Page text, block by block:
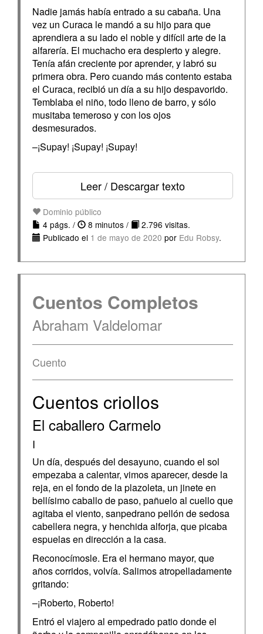
Nadie jamás había entrado a su cabaña. Una
vez un Curaca le mandó a su hijo para que
aprendiera a su lado el noble y difícil arte de la
alfarería. El muchacho era despierto y alegre.
Tenía afán creciente por aprender, y labró su
primera obra. Pero cuando más contento estaba
el Curaca, recibió un día a su hijo despavorido.
Temblaba el niño, todo lleno de barro, y sólo
musitaba temeroso y con los ojos
desmesurados.
–¡Supay! ¡Supay! ¡Supay!
Leer / Descargar texto
Dominio público
4 págs. /
8 minutos /
2.796 visitas.
Publicado el 1 de mayo de 2020 por Edu Robsy.
Cuentos Completos
Abraham Valdelomar
Cuento
Cuentos criollos
El caballero Carmelo
I
Un día, después del desayuno, cuando el sol
empezaba a calentar, vimos aparecer, desde la
reja, en el fondo de la plazoleta, un jinete en
bellísimo caballo de paso, pañuelo al cuello que
agitaba el viento, sanpedrano pellón de sedosa
cabellera negra, y henchida alforja, que picaba
espuelas en dirección a la casa.
Reconocímosle. Era el hermano mayor, que
años corridos, volvía. Salimos atropelladamente
gritando:
–¡Roberto, Roberto!
Entró el viajero al empedrado patio donde el